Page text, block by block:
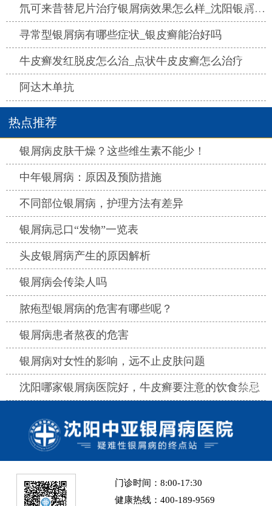
氘可来昔替尼片治疗银屑病效果怎么样_沈阳银屑病医院哪家好
热点
寻常型银屑病有哪些症状_银皮癣能治好吗
牛皮癣发红脱皮怎么治_点状牛皮皮癣怎么治疗热点
阿达木单抗
热点推荐
银屑病皮肤干燥？这些维生素不能少！
中年银屑病：原因及预防措施
不同部位银屑病，护理方法有差异
银屑病忌口“发物”一览表
头皮银屑病产生的原因解析
银屑病会传染人吗
脓疱型银屑病的危害有哪些呢？
银屑病患者熬夜的危害
银屑病对女性的影响，远不止皮肤问题
沈阳哪家银屑病医院好，牛皮癣要注意的饮食禁忌
热点
门诊时间：8:00-17:30
健康热线：400-189-9569